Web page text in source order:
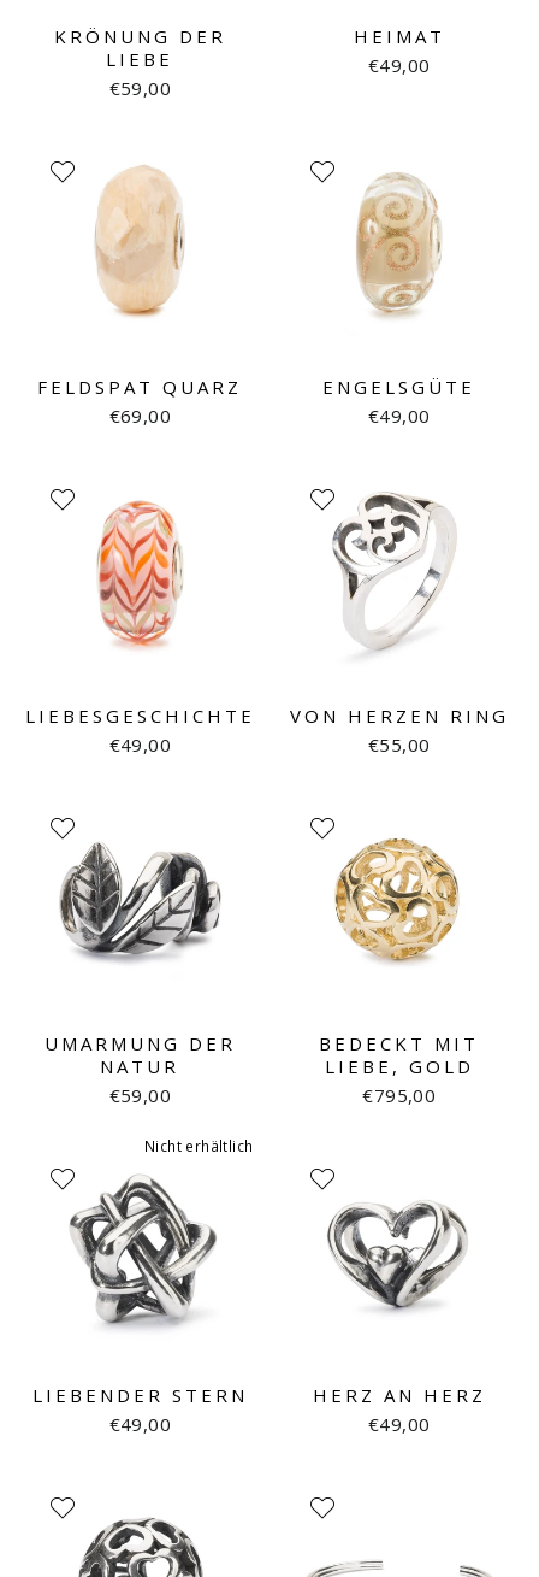
KRÖNUNG DER
LIEBE
€59,00
HEIMAT
€49,00
FELDSPAT QUARZ
€69,00
ENGELSGÜTE
€49,00
LIEBESGESCHICHTE
€49,00
VON HERZEN RING
€55,00
UMARMUNG DER
NATUR
€59,00
BEDECKT MIT
LIEBE, GOLD
€795,00
Nicht erhältlich
LIEBENDER STERN
€49,00
HERZ AN HERZ
€49,00